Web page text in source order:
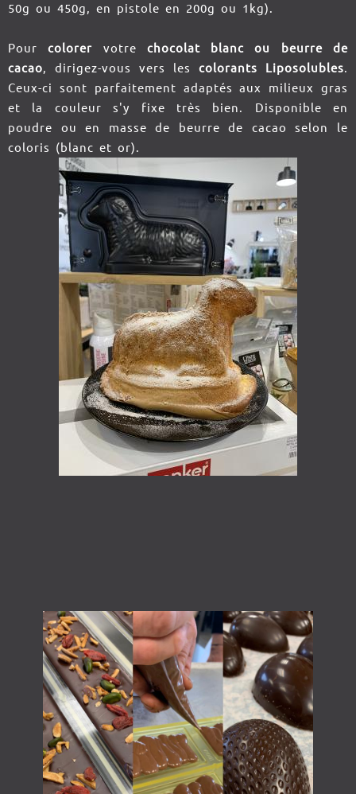
50g ou 450g, en pistole en 200g ou 1kg).
Pourcolorer votre chocolat blanc ou beurre de
cacao, dirigez-vous vers les colorants Liposolubles.
Ceux-ci sont parfaitement adaptés aux milieux gras
et la couleur s'y fixe très bien. Disponible en
poudre ou en masse de beurre de cacao selon le
coloris (blanc et or).